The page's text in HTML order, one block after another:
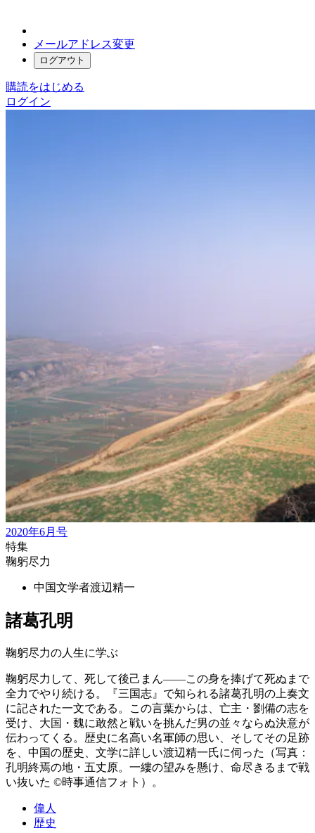
メールアドレス変更
ログアウト
購読をはじめる
ログイン
2020年6月号
特集
鞠躬尽力
中国文学者渡辺精一
諸葛孔明
鞠躬尽力の人生に学ぶ
鞠躬尽力して、死して後己まん——この身を捧げて死ぬまで
全力でやり続ける。『三国志』で知られる諸葛孔明の上奏文
に記された一文である。この言葉からは、亡主・劉備の志を
受け、大国・魏に敢然と戦いを挑んだ男の並々ならぬ決意が
伝わってくる。歴史に名高い名軍師の思い、そしてその足跡
を、中国の歴史、文学に詳しい渡辺精一氏に伺った（写真：
孔明終焉の地・五丈原。一縷の望みを懸け、命尽きるまで戦
い抜いた ©時事通信フォト）。
偉人
歴史